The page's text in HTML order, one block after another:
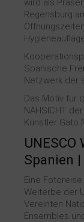
wird als
Regensburg
Spanische
Netzwerk der
Das Motiv für
NAHSICHT
Künstler Gato
Spanien
Eine
Welterbe der
Vereinten
Ensembles